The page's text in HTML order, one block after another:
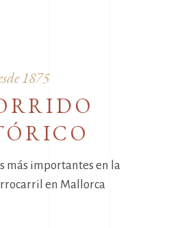
1875
más importantes en la
en Mallorca